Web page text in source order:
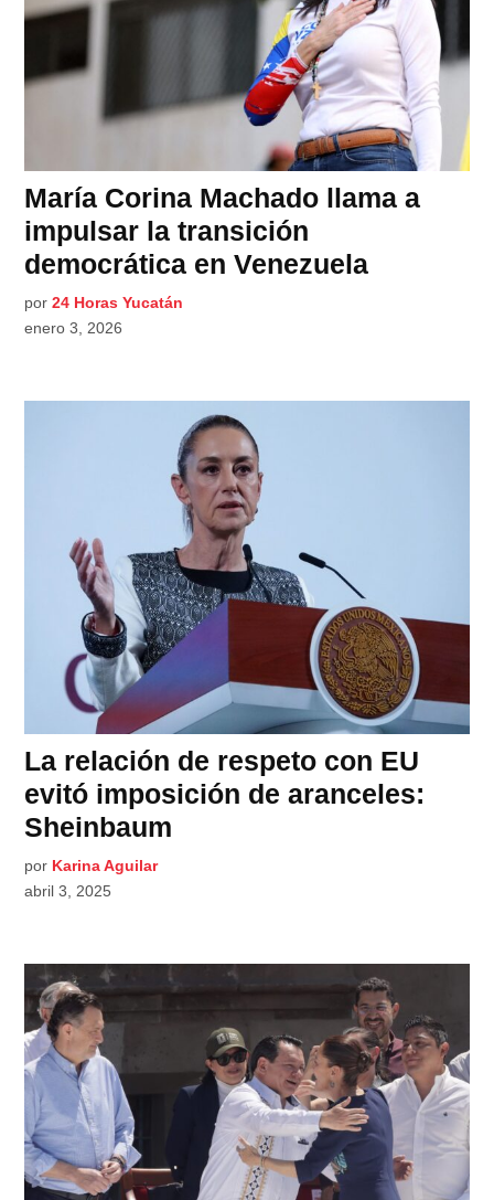
María Corina Machado llama a
impulsar la transición
democrática en Venezuela
por 24 Horas Yucatán
enero 3, 2026
La relación de respeto con EU
evitó imposición de aranceles:
Sheinbaum
por Karina Aguilar
abril 3, 2025